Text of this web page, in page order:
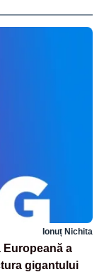
Ionuț Nichita
Europeană a
gigantului